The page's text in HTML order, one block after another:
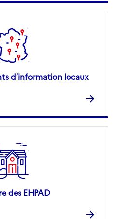
d’information locaux
des EHPAD